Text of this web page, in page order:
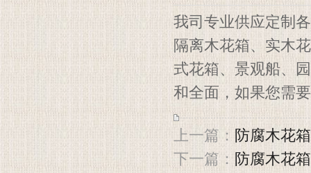
我司专业供应定制
隔离木花箱、实木
式花箱、景观船、
和全面，如果您需
上一篇： 防腐木花箱
下一篇： 防腐木花箱